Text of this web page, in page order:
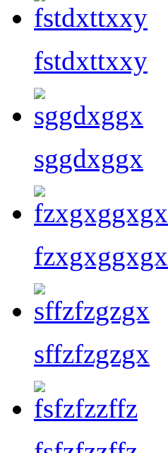
fstdxttxxy
sggdxggx
fzxgxggxgx
sffzfzgzgx